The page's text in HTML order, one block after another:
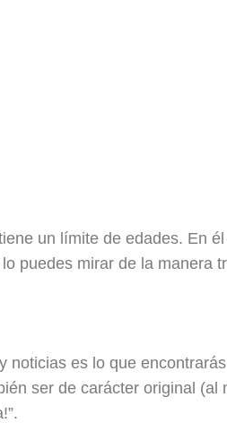
un límite de edades. En
puedes mirar de la manera
noticias es lo que
ser de carácter original